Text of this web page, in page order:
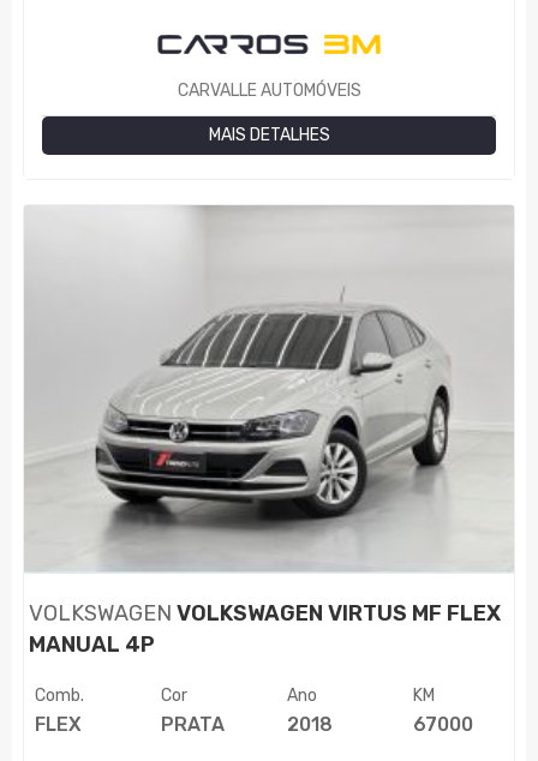
CARVALLE AUTOMÓVEIS
MAIS DETALHES
VOLKSWAGEN VOLKSWAGEN VIRTUS MF FLEX
MANUAL 4P
Comb.
FLEX
Cor
PRATA
Ano
2018
KM
67000